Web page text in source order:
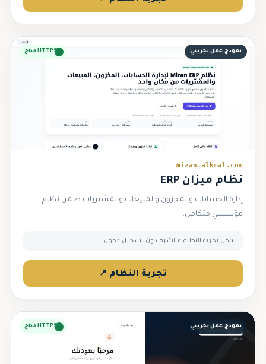
نموذج عمل تجريبي HTTPS متاح
mizan.alkmal.com
نظام ميزان ERP
إدارة الحسابات والمخزون والمبيعات والمشتريات ضمن نظام
مؤسسي متكامل.
يمكن تجربة النظام مباشرة دون تسجيل دخول.
تجربة النظام ↗
نموذج عمل تجريبي HTTPS متاح